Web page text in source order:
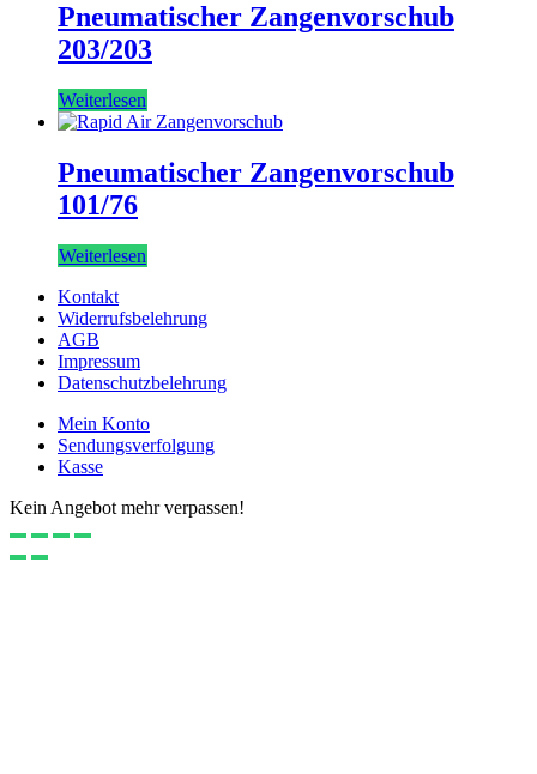
Pneumatischer Zangenvorschub
203/203
Weiterlesen
Pneumatischer Zangenvorschub
101/76
Weiterlesen
Kontakt
Widerrufsbelehrung
AGB
Impressum
Datenschutzbelehrung
Mein Konto
Sendungsverfolgung
Kasse
Kein Angebot mehr verpassen!